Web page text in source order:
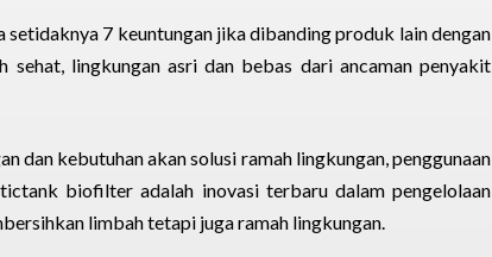
7 keuntungan jika dibanding produk lain dengan
sehat, lingkungan asri dan bebas dari ancaman penyakit
dan kebutuhan akan solusi ramah lingkungan, penggunaan
biofilter adalah inovasi terbaru dalam pengelolaan
limbah tetapi juga ramah lingkungan.